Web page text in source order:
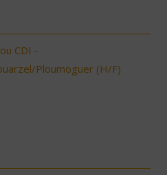
CDI -
Ploumoguer (H/F)